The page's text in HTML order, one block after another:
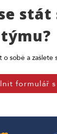
sobě a zašlete
formulář